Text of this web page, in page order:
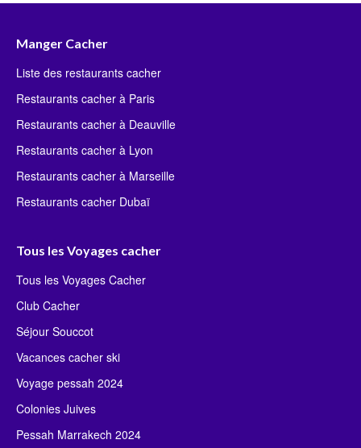
Manger Cacher
Liste des restaurants cacher
Restaurants cacher à Paris
Restaurants cacher à Deauville
Restaurants cacher à Lyon
Restaurants cacher à Marseille
Restaurants cacher Dubaï
Tous les Voyages cacher
Tous les Voyages Cacher
Club Cacher
Séjour Souccot
Vacances cacher ski
Voyage pessah 2024
Colonies Juives
Pessah Marrakech 2024